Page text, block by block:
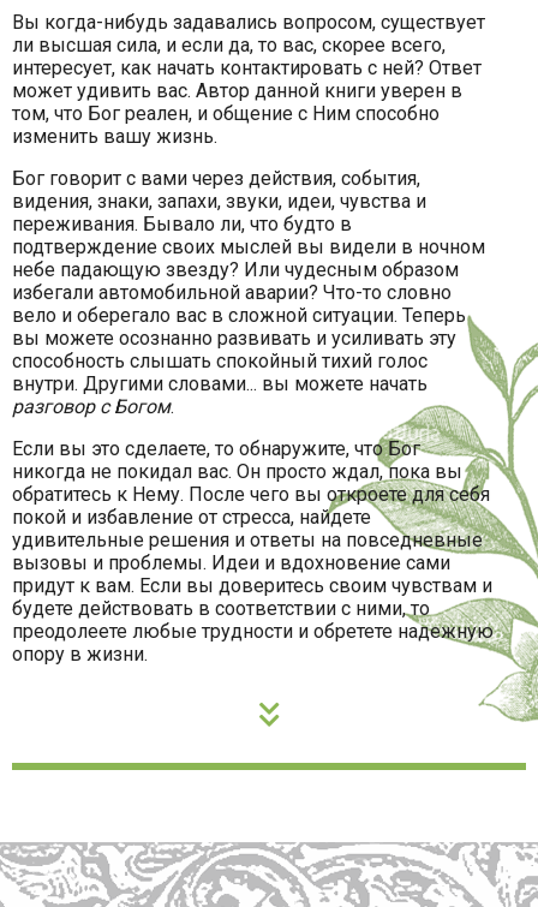
Вы когда-нибудь задавались вопросом, существует
ли высшая сила, и если да, то вас, скорее всего,
интересует, как начать контактировать с ней? Ответ
может удивить вас. Автор данной книги уверен в
том, что Бог реален, и общение с Ним способно
изменить вашу жизнь.
Бог говорит с вами через действия, события,
видения, знаки, запахи, звуки, идеи, чувства и
переживания. Бывало ли, что будто в
подтверждение своих мыслей вы видели в ночном
небе падающую звезду? Или чудесным образом
избегали автомобильной аварии? Что-то словно
вело и оберегало вас в сложной ситуации. Теперь
вы можете осознанно развивать и усиливать эту
способность слышать спокойный тихий голос
внутри. Другими словами... вы можете начать
разговор с Богом.
Если вы это сделаете, то обнаружите, что Бог
никогда не покидал вас. Он просто ждал, пока вы
обратитесь к Нему. После чего вы откроете для себя
покой и избавление от стресса, найдете
удивительные решения и ответы на повседневные
вызовы и проблемы. Идеи и вдохновение сами
придут к вам. Если вы доверитесь своим чувствам и
будете действовать в соответствии с ними, то
преодолеете любые трудности и обретете надежную
опору в жизни.